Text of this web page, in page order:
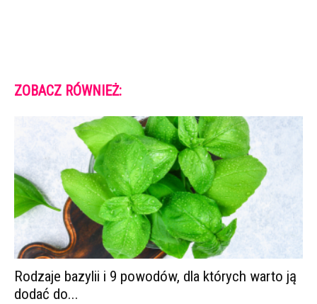
ZOBACZ RÓWNIEŻ:
Rodzaje bazylii i 9 powodów, dla których warto ją
dodać do...